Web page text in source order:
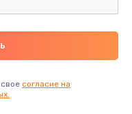
согласие на